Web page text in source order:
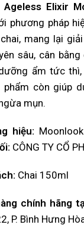
Ageless Elixir
phương pháp
mang lại
sâu, cân
ẩm tức
phẩm còn giúp
mụn.
hiệu:
CÔNG TY CỔ
Chai 150ml
chính hãng
P. Bình Hưng